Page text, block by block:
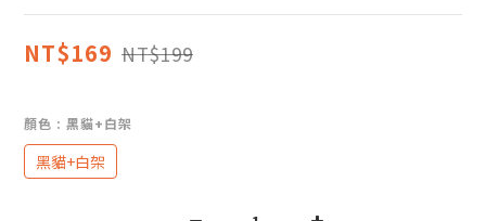
NT$169 NT$199
顏色 : 黑貓+白架
黑貓+白架